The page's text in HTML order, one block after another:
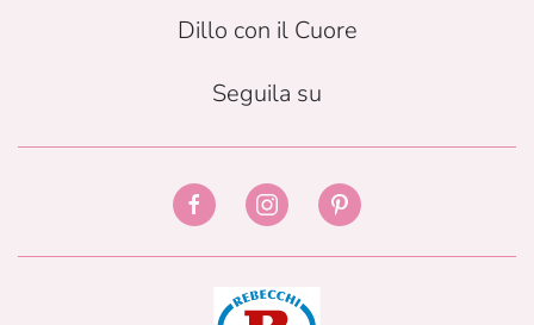
Dillo con il Cuore
Seguila su